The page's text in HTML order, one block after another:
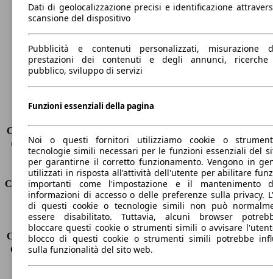
Lunghezza
4690 mm
Altezza
Larghezza
1840 mm
Passo
2700 mm
Peso massimo
1970 kg
Carico massimo
-
Sedili
5
Capacità di traino (senza freni)
Capacità di traino (con freni)
1000 kg
Volume del bagagliaio
635 - 1653 l
Consumi
Emissioni di CO2*
Consumo (urbano)
-
Consumo (extra-urbano) -
Consumo (combinato)* -
Classe di emissione
nessuna connessione (0033)
Dati di geolocalizzazione precisi e identificazione
scansione del dispositivo
Pubblicità e contenuti personalizzati, misurazione
prestazioni dei contenuti e degli annunci,
pubblico, sviluppo di servizi
Funzioni essenziali della pagina
Noi o questi fornitori utilizziamo cookie o
tecnologie simili necessari per le funzioni essenziali del
per garantirne il corretto funzionamento. Vengono in
utilizzati in risposta all'attività dell'utente per abilitare
importanti come l'impostazione e il mantenimento
informazioni di accesso o delle preferenze sulla privacy.
di questi cookie o tecnologie simili non può
essere disabilitato. Tuttavia, alcuni browser
bloccare questi cookie o strumenti simili o avvisare
blocco di questi cookie o strumenti simili potrebbe
sulla funzionalità del sito web.